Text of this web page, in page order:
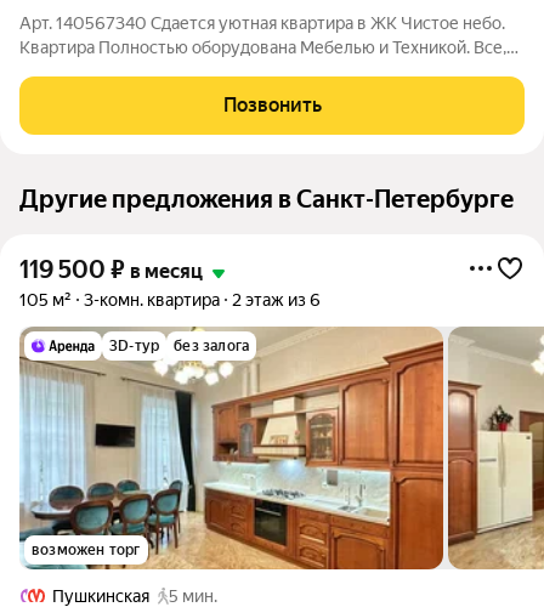
Арт. 140567340 Сдается уютная квартира в ЖК Чистое небо.
Квартира Полностью оборудована Мебелью и Техникой. Все,
Инфраструктура: Продуктовые Магазины, Рестораны, Кафе,
Фитнес-Центры, Салоны Красоты,
Позвонить
Другие предложения в Санкт-Петербурге
119 500 ₽ в месяц
105 м² 3-комн. квартира 2 этаж из 6
3D-тур без залога
возможен торг
Пушкинская
5 мин.